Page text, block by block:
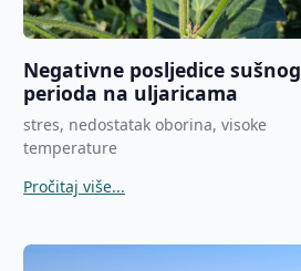
Negativne posljedice sušnog
perioda na uljaricama
stres, nedostatak oborina, visoke
temperature
Pročitaj više...